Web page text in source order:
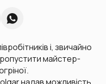
і, звичайно
майстер-